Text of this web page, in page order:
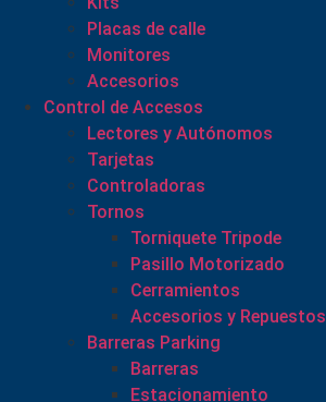
Placas de calle
Monitores
Accesorios
Control de Accesos
Lectores y Autónomos
Tarjetas
Controladoras
Tornos
Torniquete Tripode
Pasillo Motorizado
Cerramientos
Accesorios y Repuestos
Barreras Parking
Barreras
Estacionamiento